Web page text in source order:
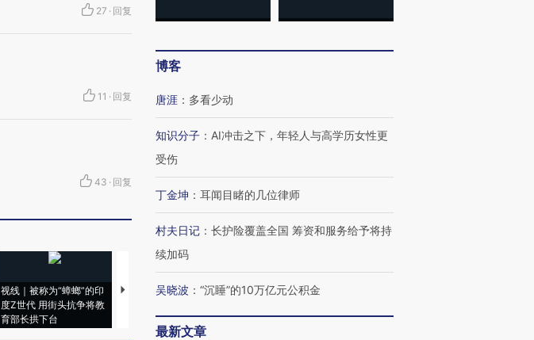
27 · 回复
11 · 回复
43 · 回复
视线｜被称为“蟑螂”的印
度Z世代 用街头抗争将教
育部长拱下台
视线｜“入侵”还是“人道危
飞地休达
湖北宜昌局部短时降雨
4000人
米
博客
唐涯 ： 多看少动
知识分子 ： AI冲击之下，年轻人与高学历女性更
受伤
丁金坤 ： 耳闻目睹的几位律师
村夫日记 ： 长护险覆盖全国 筹资和服务给予将持
续加码
吴晓波 ： “沉睡”的10万亿元公积金
最新文章